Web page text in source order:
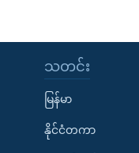
သတင်း
မြန်မာ
နိုင်ငံတကာ